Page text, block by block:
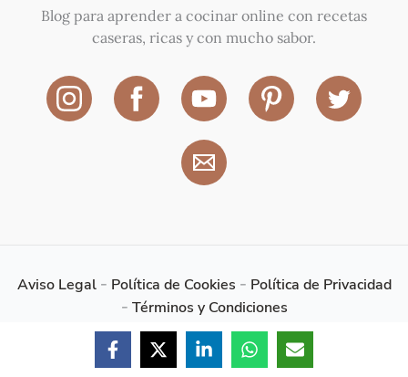
Blog para aprender a cocinar online con recetas
caseras, ricas y con mucho sabor.
Aviso Legal- Política de Cookies - Política de Privacidad
- Términos y Condiciones
Las María Cocinillas © 2026 - Todos los derechos
reservados